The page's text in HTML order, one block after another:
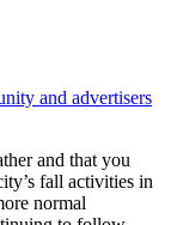
and that you
fall activities in
normal